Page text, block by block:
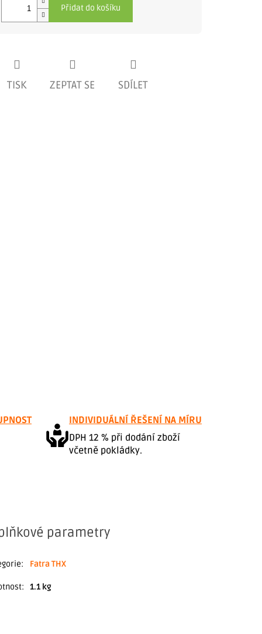
TISK ZEPTAT SE SDÍLET
cena:
Přidat do košíku
INDIVIDUÁLNÍ ŘEŠENÍ NA MÍRU
DPH 12 % při dodání zboží
včetně pokládky.
parametry
: Fatra THX
: 1.1 kg